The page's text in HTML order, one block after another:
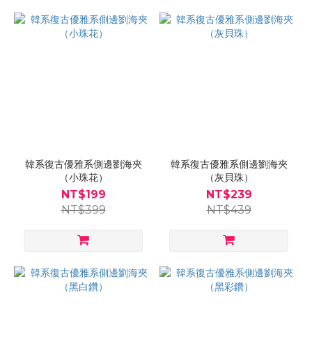
韓系復古優雅系側邊劉海夾
（小珠花）
NT$199
NT$399
韓系復古優雅系側邊劉海夾
（灰貝珠）
NT$239
NT$439